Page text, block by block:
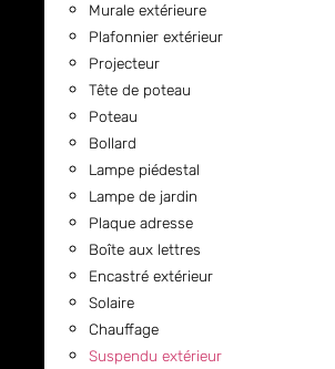
Murale extérieure
Plafonnier extérieur
Projecteur
Tête de poteau
Poteau
Bollard
Lampe piédestal
Lampe de jardin
Plaque adresse
Boîte aux lettres
Encastré extérieur
Solaire
Chauffage
Suspendu extérieur